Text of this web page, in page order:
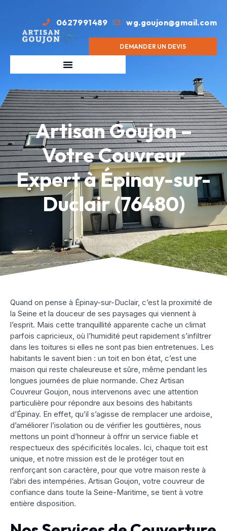
0627991489 wg.goujon@gmail.com
DEMANDER UN DEVIS
Artisan Goujon –
Votre Couvreur
Expert à Épinay-sur-
Duclair (76480)
Quand on pense à Épinay-sur-Duclair, c’est la proximité de
la Seine et la douceur de ses paysages qui viennent à
l’esprit. Mais cette tranquillité apparente cache un climat
parfois capricieux, où l’humidité peut rapidement s’infiltrer
dans les toitures si elles ne sont pas bien entretenues. Les
habitants le savent bien : un toit en bon état, c’est une
maison qui reste chaleureuse et sûre, même pendant les
longues journées de pluie normande. Chez Artisan
Couvreur Goujon, nous intervenons avec une attention
particulière pour répondre aux besoins des habitants
d’Épinay. En effet, qu’il s’agisse de remplacer une ardoise,
d’améliorer l’isolation ou de vérifier les gouttières, nous
mettons un point d’honneur à offrir un service fiable et
respectueux des spécificités locales. Ici, chaque toit est
unique, et notre mission est de le protéger tout en
renforçant son caractère, pour que votre maison reste à
l’abri des intempéries. Artisan Goujon, votre couvreur de
confiance dans toute la Seine-Maritime, se tient à votre
entière disposition.